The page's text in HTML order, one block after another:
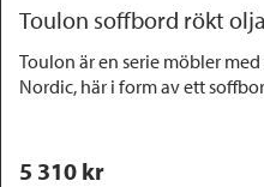
Toulon soffbord rökt
Toulon är en serie möbler
Nordic, här i form av ett
5 310 kr